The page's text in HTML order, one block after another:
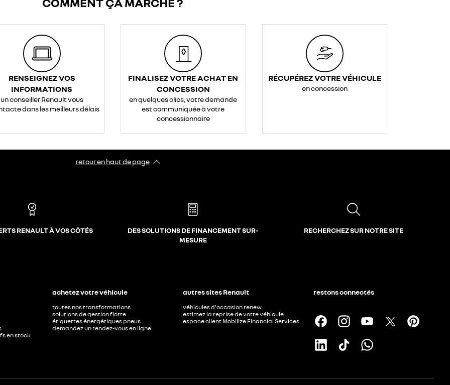
RENSEIGNEZ VOS
INFORMATIONS
un conseiller Renault vous
dans les meilleurs délais
FINALISEZ VOTRE ACHAT EN
CONCESSION
en quelques clics, votre demande
est communiquée à votre
concessionnaire
RÉCUPÉREZ VOTRE VÉHICULE
en concession
retour en haut de page​
RENAULT À VOS CÔTÉS
DES SOLUTIONS DE FINANCEMENT SUR-
MESURE
RECHERCHEZ SUR NOTRE SITE
en stock
achetez votre véhicule
toutes nos transformations
solutions de gestion flotte
étiquettes énergétiques pneus
demandez un rendez-vous en ligne
autres sites Renault
véhicules d'occasion renew
estimez la reprise de votre véhicule
espace client Mobilize Financial Services
restons connectés